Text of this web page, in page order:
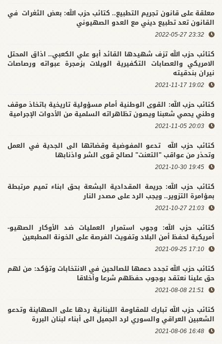
معلقة على قانون تجريم التطبيع.. كتائب حزب الله: بعض الثغرات في
القانون تعد تطبيع ديني مع العدو الصهيوني
23:32 2022-05-27
كتائب حزب الله تزف شهيدها القائد أبو علي الكعبي.. اذاق المحتل
الامريكي والعصابات التكفيرية الويلات بزمجرة عبواته ورصاصات
نيران بندقيته
19:02 2021-11-17
كتائب حزب الله: القوى الوطنية أمام مسؤولية تاريخية باتخاذ موقف
وطني يحمي شعبنا ويصون تظاهراته السلمية من الأدوات الإجرامية
20:03 2021-11-05
كتائب حزب الله تدعو المفوضية وقضاتها الى الجدية في العمل
وتحذر من عواقب "التعنت" لصالح قوى الشر واذنابها
19:45 2021-10-30
كتائب حزب الله: جريمة المقدادية البشعة بحق ابناء تميم مرتبطة
بمؤامرة التزوير.. ويجب الرد على مصدر النار
21:03 2021-10-27
كتائب حزب الله: وجوب استمرار العمليات ضد الأوكار الصهيو-
أمريكية لحفظ أمن البلاد وتفويت الفرصة على الخونة المطبعين
17:10 2021-09-25
كتائب حزب الله تجدد دعمها للصالحين في الانتخابات وتؤكد: من لهم
حق علينا نعتقد بوجوب حفظهم شرعا وأخلاقا
21:51 2021-08-08
كتائب حزب الله تبارك للمقاومة اللبنانية ردها على الصهاينة وتدعو
الشعبين العراقي والسوري لرد الجميل الى أبناء لبنان البررة
16:48 2021-08-06